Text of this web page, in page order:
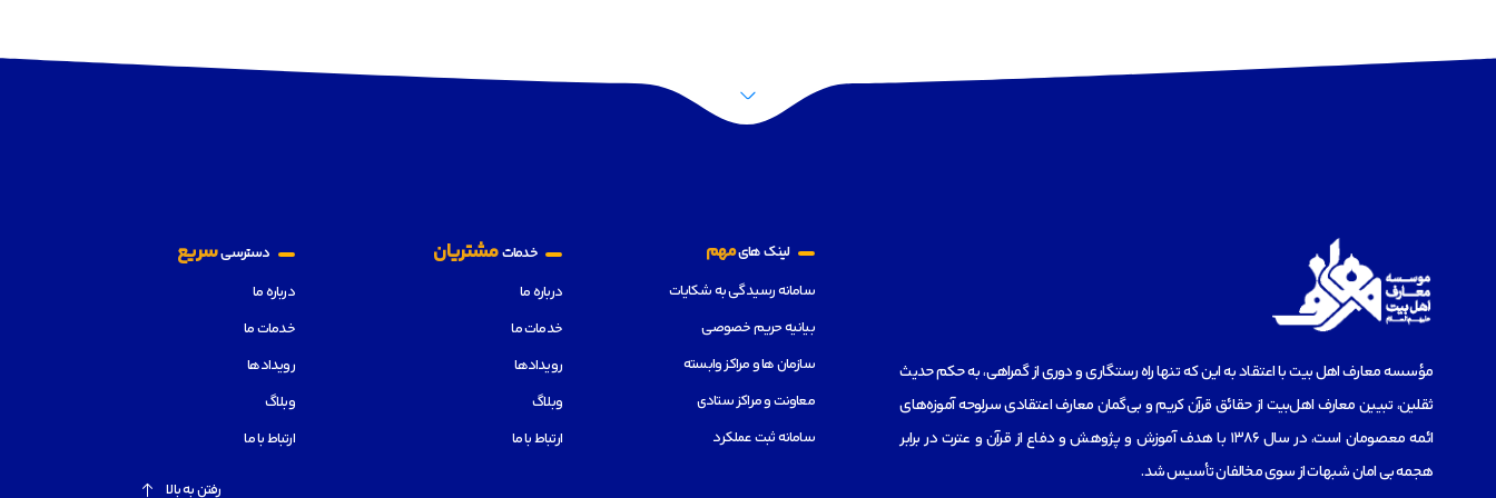
مؤسسه‌ معارف اهل بیت با اعتقاد به این که تنها راه رستگاری و دوری از گمراهی، به حکم حدیث
ثقلین، تبیین معارف اهل‌بیت از حقائق قرآن کریم و بی‌گمان معارف اعتقادی سرلوحه آموزه‌های
ائمه معصومان است، در سال 1386 با هدف آموزش و پژوهش و دفاع از قرآن و عترت در برابر
هجمه بی امان شبهات از سوی مخالفان تأسیس شد.
لینک هایمهم
سامانه رسیدگی به شکایات
بیانیه حریم خصوصی
سازمان ها و مراکز وابسته
معاونت و مراکز ستادی
سامانه ثبت عملکرد
خدماتمشتریان
درباره ما
خدمات ما
رویدادها
وبلاگ
ارتباط با ما
دسترسیسریع
درباره ما
خدمات ما
رویدادها
وبلاگ
ارتباط با ما
رفتن به بالا